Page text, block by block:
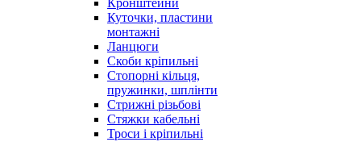
Кронштейни
Куточки, пластини
монтажні
Ланцюги
Скоби кріпильні
Стопорні кільця,
пружинки, шплінти
Стрижні різьбові
Стяжки кабельні
Троси і кріпильні